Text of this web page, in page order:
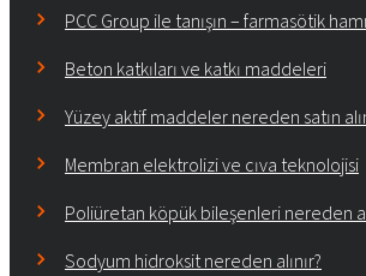
PCC Group ile tanışın – farmasötik
Beton katkıları ve katkı maddeleri
Yüzey aktif maddeler nereden satın
Membran elektrolizi ve cıva teknolojisi
Poliüretan köpük bileşenleri nereden
Sodyum hidroksit nereden alınır?